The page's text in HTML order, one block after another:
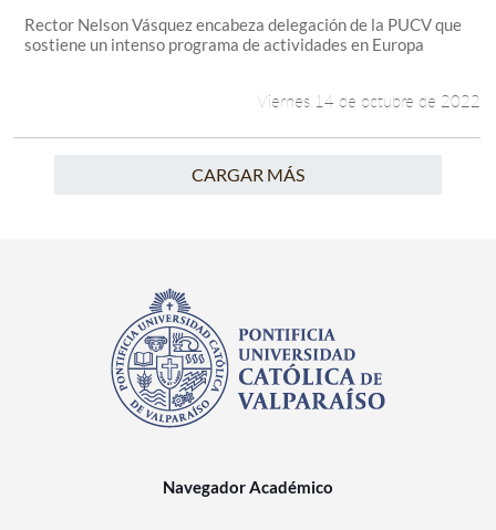
Rector Nelson Vásquez encabeza delegación de la PUCV que
sostiene un intenso programa de actividades en Europa
Viernes 14 de octubre de 2022
CARGAR MÁS
Navegador Académico